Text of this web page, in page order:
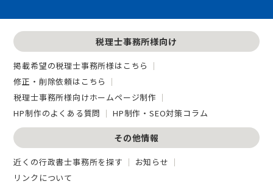
税理士事務所様向け
掲載希望の税理士事務所様はこちら
修正・削除依頼はこちら
税理士事務所様向けホームページ制作
HP制作のよくある質問
HP制作・SEO対策コラム
その他情報
近くの行政書士事務所を探す
お知らせ
リンクについて